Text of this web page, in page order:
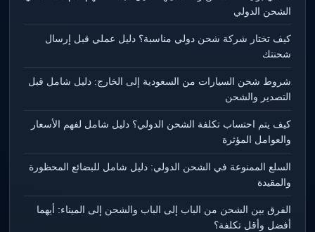
الشحن الدولي
كيف تختار شركة شحن دولي مناسبة؟ دليل عملي قبل إرسال
شحنتك
شروط شحن السيارات من السعودية إلى الخارج: دليل شامل قبل
التصدير والشحن
كيف يتم احتساب تكلفة الشحن الدولي؟ دليل شامل لفهم الأسعار
والعوامل المؤثرة
السلع الممنوعة في الشحن الدولي: دليل شامل للبضائع المحظورة
والمقيدة
الفرق بين الشحن من الباب إلى الباب والشحن إلى الميناء: أيهما
أفضل وأقل تكلفة؟